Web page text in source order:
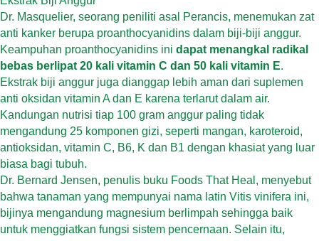
Dr. Masquelier, seorang peniliti asal Perancis, menemukan zat
anti kanker berupa proanthocyanidins dalam biji-biji anggur.
Keampuhan proanthocyanidins ini dapat menangkal radikal
bebas berlipat 20 kali vitamin C dan 50 kali vitamin E.
Ekstrak biji anggur juga dianggap lebih aman dari suplemen
anti oksidan vitamin A dan E karena terlarut dalam air.
Kandungan nutrisi tiap 100 gram anggur paling tidak
mengandung 25 komponen gizi, seperti mangan, karoteroid,
antioksidan, vitamin C, B6, K dan B1 dengan khasiat yang luar
biasa bagi tubuh.
Dr. Bernard Jensen, penulis buku Foods That Heal, menyebut
bahwa tanaman yang mempunyai nama latin Vitis vinifera ini,
bijinya mengandung magnesium berlimpah sehingga baik
untuk menggiatkan fungsi sistem pencernaan. Selain itu,